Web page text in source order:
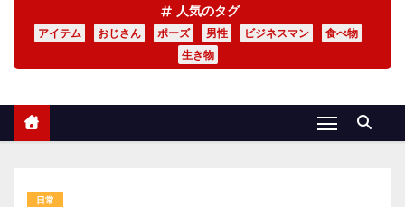
人気のタグ
アイテム おじさん ポーズ 男性 ビジネスマン
食べ物
生き物
日常